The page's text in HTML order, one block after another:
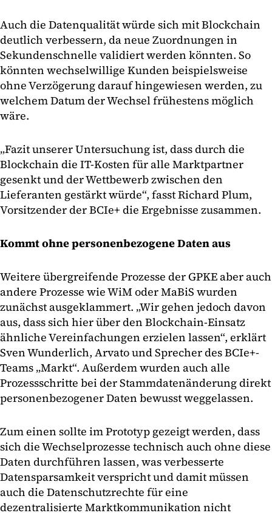
Auch die Datenqualität würde sich mit Blockchain
deutlich verbessern, da neue Zuordnungen in
Sekundenschnelle validiert werden könnten. So
könnten wechselwillige Kunden beispielsweise
ohne Verzögerung darauf hingewiesen werden, zu
welchem Datum der Wechsel frühestens möglich
wäre.
„Fazit unserer Untersuchung ist, dass durch die
Blockchain die IT-Kosten für alle Marktpartner
gesenkt und der Wettbewerb zwischen den
Lieferanten gestärkt würde“, fasst Richard Plum,
Vorsitzender der BCIe+ die Ergebnisse zusammen.
Kommt ohne personenbezogene Daten aus
Weitere übergreifende Prozesse der GPKE aber auch
andere Prozesse wie WiM oder MaBiS wurden
zunächst ausgeklammert. „Wir gehen jedoch davon
aus, dass sich hier über den Blockchain-Einsatz
ähnliche Vereinfachungen erzielen lassen“, erklärt
Sven Wunderlich, Arvato und Sprecher des BCIe+-
Teams „Markt“. Außerdem wurden auch alle
Prozessschritte bei der Stammdatenänderung direkt
personenbezogener Daten bewusst weggelassen.
Zum einen sollte im Prototyp gezeigt werden, dass
sich die Wechselprozesse technisch auch ohne diese
Daten durchführen lassen, was verbesserte
Datensparsamkeit verspricht und damit müssen
auch die Datenschutzrechte für eine
dezentralisierte Marktkommunikation nicht